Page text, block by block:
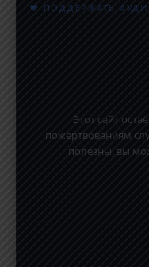
♥ ПОДДЕРЖАТЬ
Этот сайт
пожертвованиям
полезны, вы